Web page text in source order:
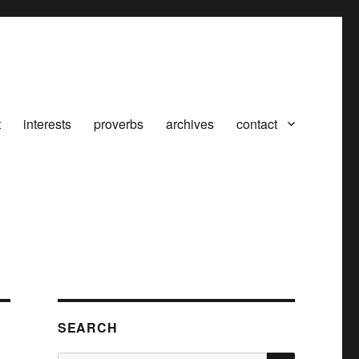
interests proverbs archives contact
SEARCH